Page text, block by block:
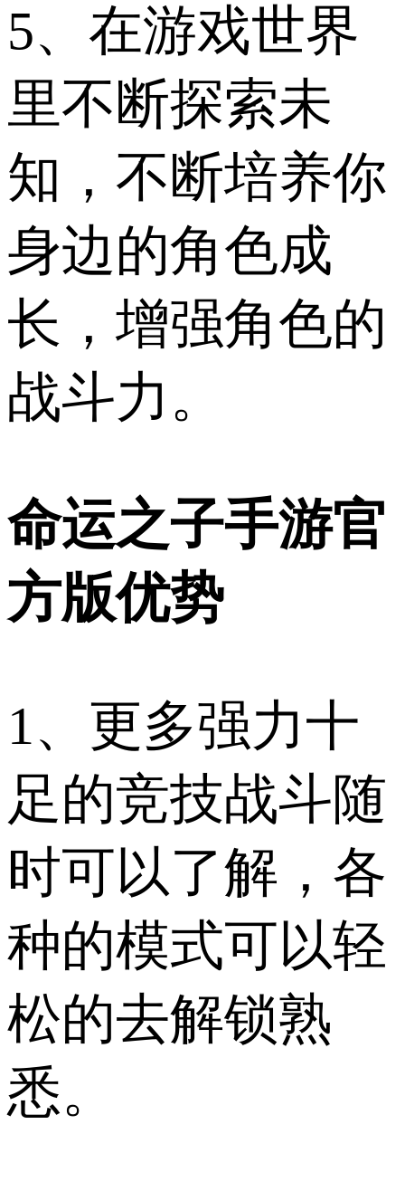
5、在游戏世界
里不断探索未
知，不断培养你
身边的角色成
长，增强角色的
战斗力。
命运之子手游官
方版优势
1、更多强力十
足的竞技战斗随
时可以了解，各
种的模式可以轻
松的去解锁熟
悉。